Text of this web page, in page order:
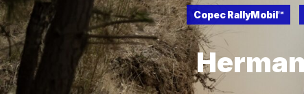
Copec RallyMobil™